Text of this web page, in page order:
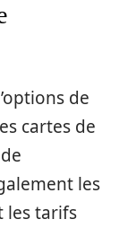
de
cartes de
les
les tarifs